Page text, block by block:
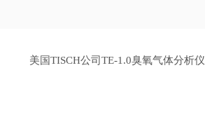
美国TISCH公司TE-1.0臭氧气体分析仪